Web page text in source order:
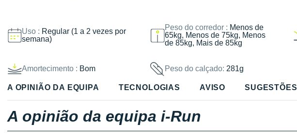
Uso : Regular (1 a 2 vezes por
semana)
Peso do corredor : Menos de
65kg, Menos de 75kg, Menos
de 85kg, Mais de 85kg
Amortecimento : Bom Peso do calçado: 281g
A OPINIÃO DA EQUIPA TECNOLOGIAS AVISO SUGESTÕES
A opinião da equipa i-Run